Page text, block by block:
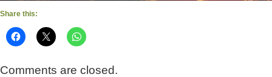
Share this:
Comments are closed.